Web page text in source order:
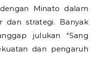
Minato dalam
dan strategi. Banyak
julukan “Sang
dan pengaruh